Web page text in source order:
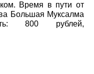
Время в пути от
Большая Муксалма
800 рублей,